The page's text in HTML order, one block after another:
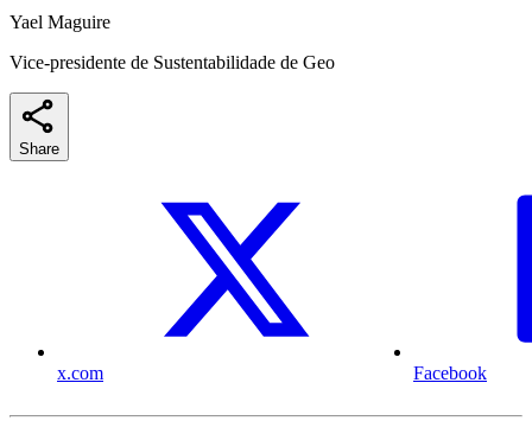
Yael Maguire
Vice-presidente de Sustentabilidade de Geo
Share
x.com Facebook